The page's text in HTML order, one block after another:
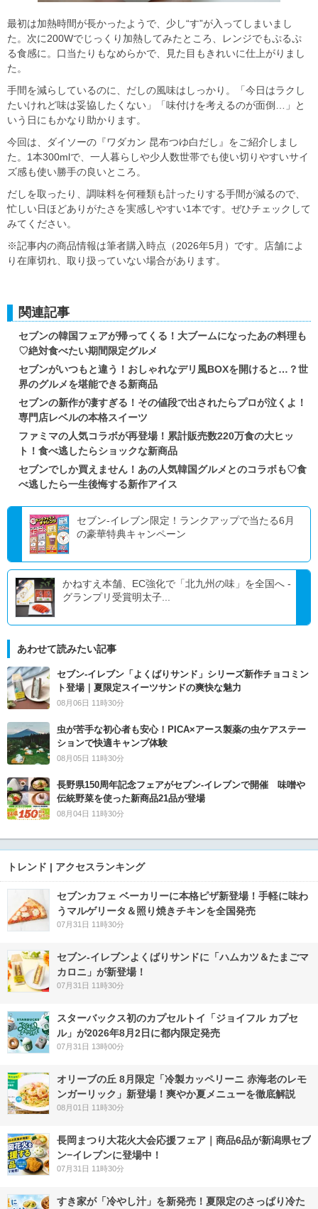
最初は加熱時間が長かったようで、少し“す”が入ってしまいまし
た。次に200Wでじっくり加熱してみたところ、レンジでもぷるぷ
る食感に。口当たりもなめらかで、見た目もきれいに仕上がりまし
た。
手間を減らしているのに、だしの風味はしっかり。「今日はラクし
たいけれど味は妥協したくない」「味付けを考えるのが面倒…」と
いう日にもかなり助かります。
今回は、ダイソーの『ワダカン 昆布つゆ白だし』をご紹介しまし
た。1本300mlで、一人暮らしや少人数世帯でも使い切りやすいサイ
ズ感も使い勝手の良いところ。
だしを取ったり、調味料を何種類も計ったりする手間が減るので、
忙しい日ほどありがたさを実感しやすい1本です。ぜひチェックして
みてください。
※記事内の商品情報は筆者購入時点（2026年5月）です。店舗によ
り在庫切れ、取り扱っていない場合があります。
関連記事
セブンの韓国フェアが帰ってくる！大ブームになったあの料理も
♡絶対食べたい期間限定グルメ
セブンがいつもと違う！おしゃれなデリ風BOXを開けると…？世
界のグルメを堪能できる新商品
セブンの新作が凄すぎる！その値段で出されたらプロが泣くよ！
専門店レベルの本格スイーツ
ファミマの人気コラボが再登場！累計販売数220万食の大ヒッ
ト！食べ逃したらショックな新商品
セブンでしか買えません！あの人気韓国グルメとのコラボも♡食
べ逃したら一生後悔する新作アイス
セブン‐イレブン限定！ランクアップで当たる6月
の豪華特典キャンペーン
かねすえ本舗、EC強化で「北九州の味」を全国へ -
グランプリ受賞明太子...
あわせて読みたい記事
セブン‐イレブン「よくばりサンド」シリーズ新作チョコミン
ト登場｜夏限定スイーツサンドの爽快な魅力
08月06日 11時30分
虫が苦手な初心者も安心！PICA×アース製薬の虫ケアステー
ションで快適キャンプ体験
08月05日 11時30分
長野県150周年記念フェアがセブン-イレブンで開催 味噌や
伝統野菜を使った新商品21品が登場
08月04日 11時30分
トレンド | アクセスランキング
セブンカフェ ベーカリーに本格ピザ新登場！手軽に味わ
うマルゲリータ＆照り焼きチキンを全国発売
07月31日 11時30分
セブン‐イレブンよくばりサンドに「ハムカツ＆たまごマ
カロニ」が新登場！
07月31日 11時30分
スターバックス初のカプセルトイ「ジョイフル カプセ
ル」が2026年8月2日に都内限定発売
07月31日 13時00分
オリーブの丘 8月限定「冷製カッペリーニ 赤海老のレモ
ンガーリック」新登場！爽やか夏メニューを徹底解説
08月01日 11時30分
長岡まつり大花火大会応援フェア｜商品6品が新潟県セブ
ン−イレブンに登場中！
07月31日 11時30分
すき家が「冷やし汁」を新発売！夏限定のさっぱり冷た